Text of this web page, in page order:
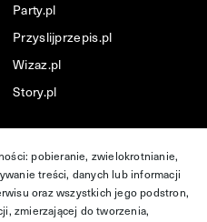
Party.pl
Przyslijprzepis.pl
Wizaz.pl
Story.pl
pobieranie, zwielokrotnianie,
treści, danych lub informacji
oraz wszystkich jego podstron,
zmierzającej do tworzenia,